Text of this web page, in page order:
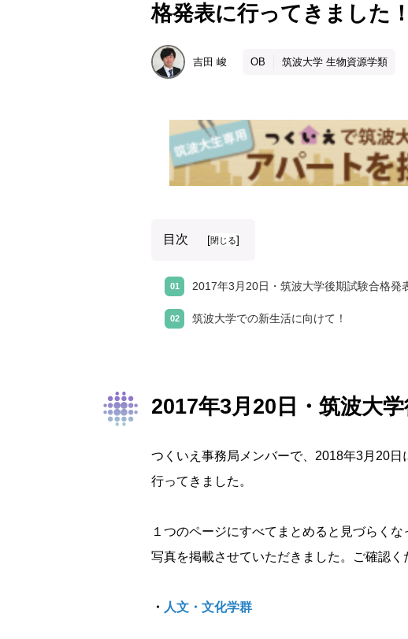
格発表に行ってきました！
吉田 峻 OB 筑波大学 生物資源学類
目次 [閉じる]
2017年3月20日・筑波大学後期試験合格発
筑波大学での新生活に向けて！
2017年3月20日・筑波大
つくいえ事務局メンバーで、2018年3月20
行ってきました。
１つのページにすべてまとめると見づらく
写真を掲載させていただきました。ご確認く
・ 人文・文化学群